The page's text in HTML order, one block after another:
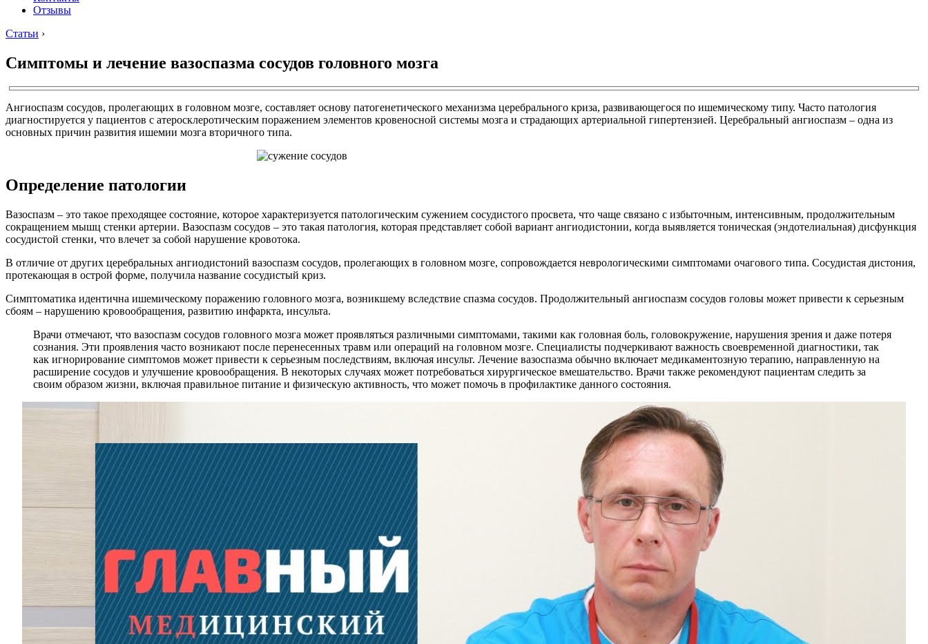
Отзывы
Статьи ›
Симптомы и лечение вазоспазма сосудов головного мозга
Ангиоспазм сосудов, пролегающих в головном мозге, составляет основу патогенетического механизма церебрального криза, развивающегося по ишемическому типу. Часто патология
диагностируется у пациентов с атеросклеротическим поражением элементов кровеносной системы мозга и страдающих артериальной гипертензией. Церебральный ангиоспазм – одна из
основных причин развития ишемии мозга вторичного типа.
Определение патологии
Вазоспазм – это такое преходящее состояние, которое характеризуется патологическим сужением сосудистого просвета, что чаще связано с избыточным, интенсивным, продолжительным
сокращением мышц стенки артерии. Вазоспазм сосудов – это такая патология, которая представляет собой вариант ангиодистонии, когда выявляется тоническая (эндотелиальная) дисфункция
сосудистой стенки, что влечет за собой нарушение кровотока.
В отличие от других церебральных ангиодистоний вазоспазм сосудов, пролегающих в головном мозге, сопровождается неврологическими симптомами очагового типа. Сосудистая дистония,
протекающая в острой форме, получила название сосудистый криз.
Симптоматика идентична ишемическому поражению головного мозга, возникшему вследствие спазма сосудов. Продолжительный ангиоспазм сосудов головы может привести к серьезным
сбоям – нарушению кровообращения, развитию инфаркта, инсульта.
Врачи отмечают, что вазоспазм сосудов головного мозга может проявляться различными симптомами, такими как головная боль, головокружение, нарушения зрения и даже потеря
сознания. Эти проявления часто возникают после перенесенных травм или операций на головном мозге. Специалисты подчеркивают важность своевременной диагностики, так
как игнорирование симптомов может привести к серьезным последствиям, включая инсульт. Лечение вазоспазма обычно включает медикаментозную терапию, направленную на
расширение сосудов и улучшение кровообращения. В некоторых случаях может потребоваться хирургическое вмешательство. Врачи также рекомендуют пациентам следить за
своим образом жизни, включая правильное питание и физическую активность, что может помочь в профилактике данного состояния.